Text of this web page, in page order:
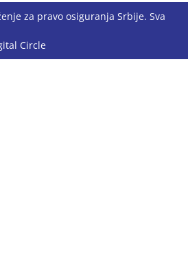
za pravo osiguranja Srbije. Sva
Circle